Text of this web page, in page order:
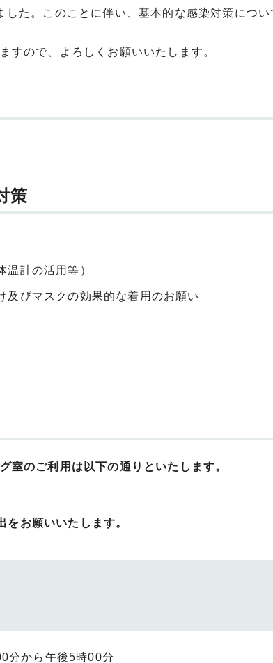
た。このことに伴い、基本的な感染対策につ
すので、よろしくお願いいたします。
策
計の活用等）
及びマスクの効果的な着用のお願い
室のご利用は以下の通りといたします。
お願いいたします。
分から午後5時00分